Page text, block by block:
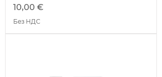
Цена
10,00 €
Без НДС